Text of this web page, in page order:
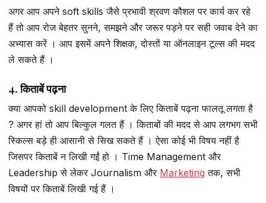
अगर आप अपने soft skills जैसे प्रभावी श्रवण कौशल पर कार्य कर रहे
हैं तो आप रोज बेहतर सुनने, समझने और जरूर पड़ने पर सही जवाब देने का
अभ्यास करें । आप इसमें अपने शिक्षक, दोस्तों या ऑनलाइन टूल्स की मदद
ले सकते हैं ।
4. किताबें पढ़ना
क्या आपको skill development के लिए किताबें पढ़ना फालतू लगता है
? अगर हां तो आप बिल्कुल गलत हैं । किताबों की मदद से आप लगभग सभी
स्किल्स बड़े ही आसानी से सिख सकते हैं । ऐसा कोई भी विषय नहीं है
जिसपर किताबें न लिखी गईं हो । Time Management और
Leadership से लेकर Journalism और Marketing तक, सभी
विषयों पर किताबें लिखी गई हैं ।